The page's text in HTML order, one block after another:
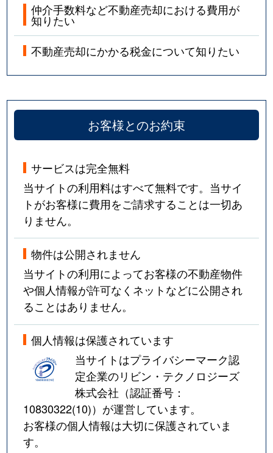
仲介手数料など不動産売却における費用が
知りたい
不動産売却にかかる税金について知りたい
お客様とのお約束
サービスは完全無料
当サイトの利用料はすべて無料です。当サイ
トがお客様に費用をご請求することは一切あ
りません。
物件は公開されません
当サイトの利用によってお客様の不動産物件
や個人情報が許可なくネットなどに公開され
ることはありません。
個人情報は保護されています
当サイトはプライバシーマーク認
定企業のリビン・テクノロジーズ
株式会社（認証番号：
10830322(10)）が運営しています。
お客様の個人情報は大切に保護されていま
す。